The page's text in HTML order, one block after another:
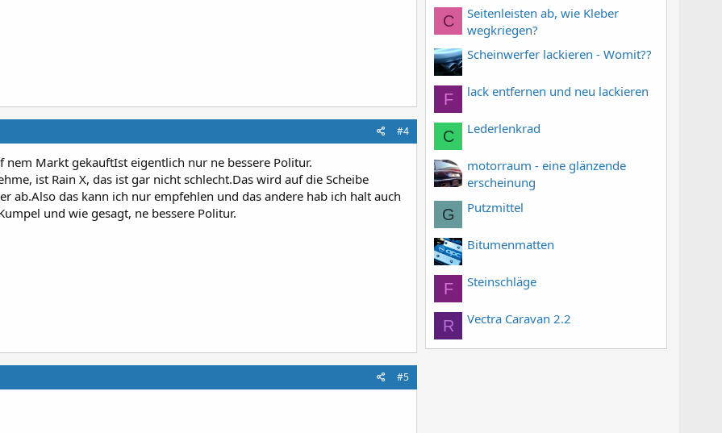
#4
nem Markt gekauftIst eigentlich nur ne bessere Politur.
ist Rain X, das ist gar nicht schlecht.Das wird auf die Scheibe
ab.Also das kann ich nur empfehlen und das andere hab ich halt auch
und wie gesagt, ne bessere Politur.
#5
C
Seitenleisten ab, wie Kleber
wegkriegen?
Scheinwerfer lackieren - Womit??
F lack entfernen und neu lackieren
C Lederlenkrad
motorraum - eine glänzende
erscheinung
G Putzmittel
Bitumenmatten
F Steinschläge
R Vectra Caravan 2.2